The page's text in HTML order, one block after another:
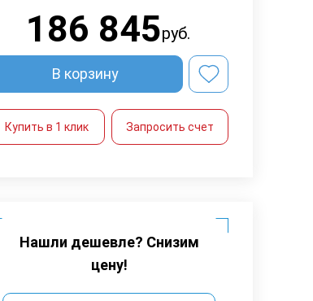
186 845руб.
В корзину
Купить в 1 клик Запросить счет
Нашли дешевле? Снизим
цену!